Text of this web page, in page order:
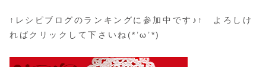
↑レシピブログのランキングに参加中です♪↑ よろしけ
ればクリックして下さいね(*’ω’*)